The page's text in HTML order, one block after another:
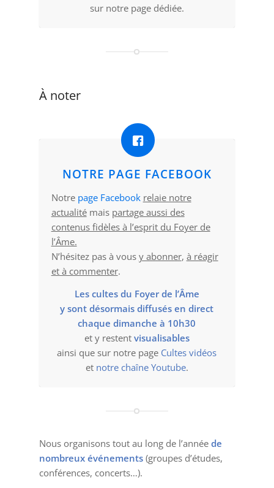
sur notre page dédiée.
À noter
NOTRE PAGE FACEBOOK
Notre page Facebook relaie notre
actualitémais partage aussi des
contenus fidèles à l’esprit du Foyer de
l’Âme.
N’hésitez pas à vous y abonner, à réagir
et à commenter.
Les cultes du Foyer de l’Âme
y sont désormais diffusés en direct
chaque dimanche à 10h30
et y restent visualisables
ainsi que sur notre page Cultes vidéos
et notre chaîne Youtube.
Nous organisons tout au long de l’année de
nombreux événements(groupes d’études,
conférences, concerts…).